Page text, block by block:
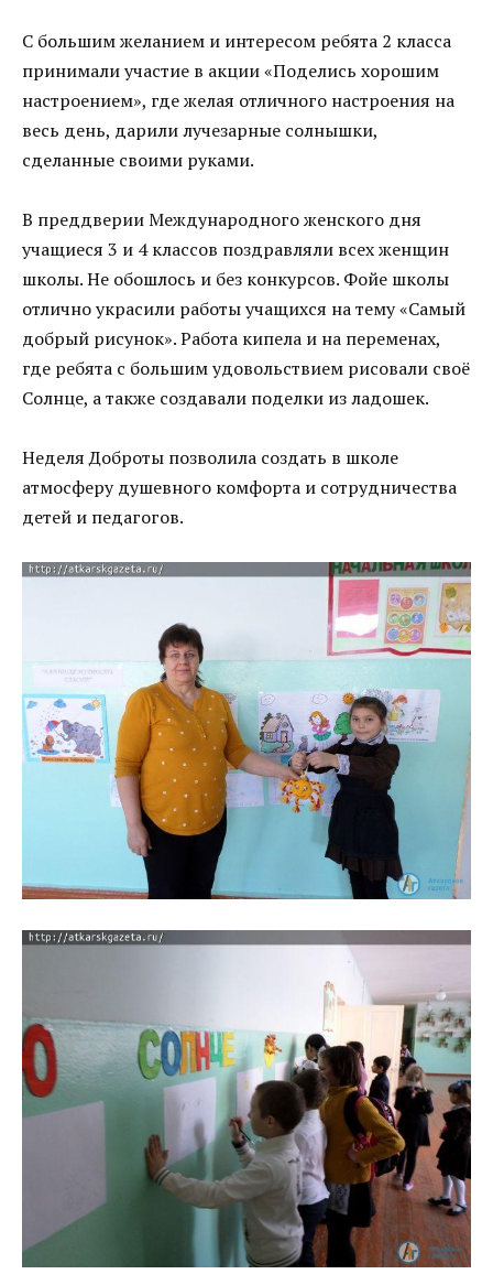
С большим желанием и интересом ребята 2 класса
принимали участие в акции «Поделись хорошим
настроением», где желая отличного настроения на
весь день, дарили лучезарные солнышки,
сделанные своими руками.
В преддверии Международного женского дня
учащиеся 3 и 4 классов поздравляли всех женщин
школы. Не обошлось и без конкурсов. Фойе школы
отлично украсили работы учащихся на тему «Самый
добрый рисунок». Работа кипела и на переменах,
где ребята с большим удовольствием рисовали своё
Солнце, а также создавали поделки из ладошек.
Неделя Доброты позволила создать в школе
атмосферу душевного комфорта и сотрудничества
детей и педагогов.